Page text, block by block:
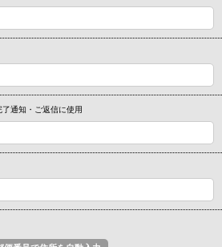
了通知・ご返信に使用